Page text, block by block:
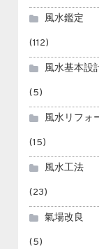
風水鑑定
(112)
風水基本設
(5)
風水リフォ
(15)
風水工法
(23)
氣場改良
(5)